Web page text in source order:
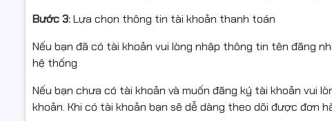
Bước 3:Lựa chọn thông tin tài khoản thanh toán
Nếu bạn đã có tài khoản vui lòng nhập thông tin tên đăng
hệ thống
Nếu bạn chưa có tài khoản và muốn đăng ký tài khoản vui
khoản. Khi có tài khoản bạn sẽ dễ dàng theo dõi được đơn